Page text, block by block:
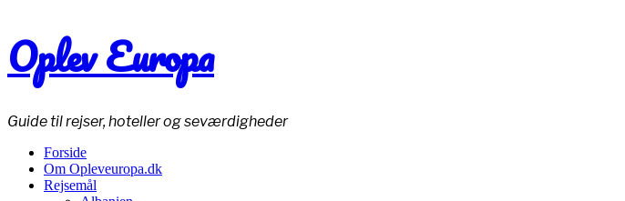
Oplev Europa
Guide til rejser, hoteller og seværdigheder
Forside
Om Opleveuropa.dk
Rejsemål